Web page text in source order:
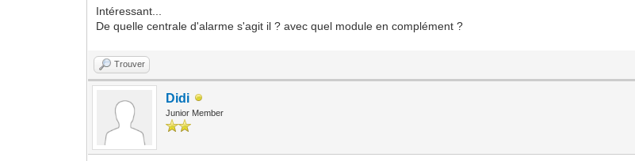
Intéressant...
De quelle centrale d'alarme s'agit il ? avec quel module en complément ?
Trouver
Didi
Junior Member